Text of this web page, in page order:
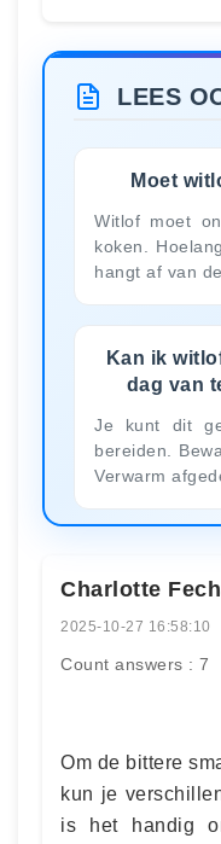
LEES
Moet
Witlof moet
koken.
hangt af van
Kan ik
dag van
Je kunt dit
bereiden.
Verwarm
Charlotte
2025-10-27 16:58:10
Count answers : 7
Om de bittere
kun je
is het handig